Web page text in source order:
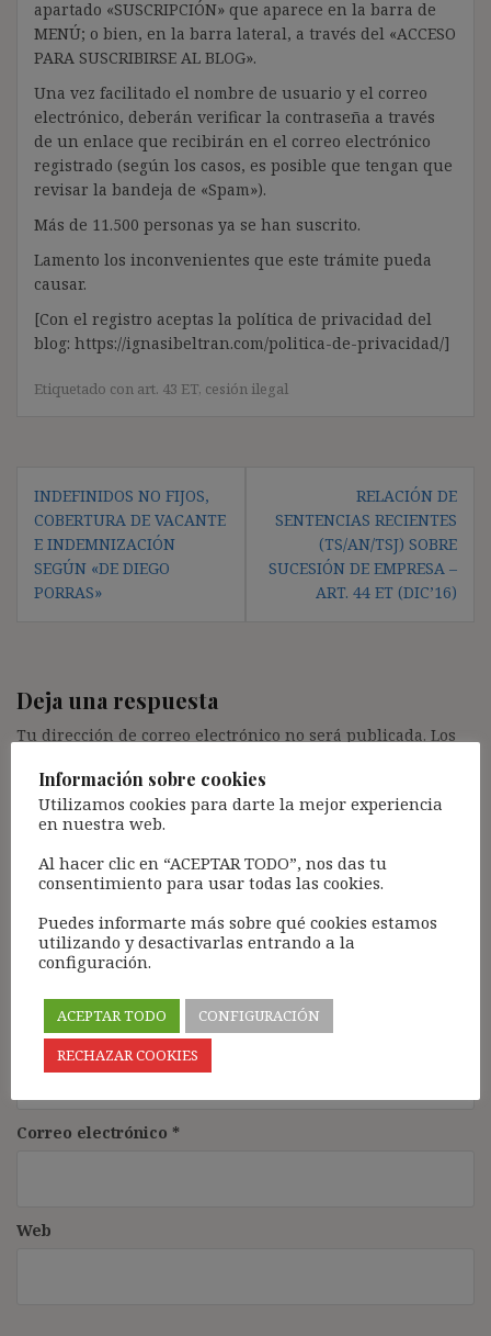
apartado «SUSCRIPCIÓN» que aparece en la barra de
MENÚ; o bien, en la barra lateral, a través del «ACCESO
PARA SUSCRIBIRSE AL BLOG».
Una vez facilitado el nombre de usuario y el correo
electrónico, deberán verificar la contraseña a través
de un enlace que recibirán en el correo electrónico
registrado (según los casos, es posible que tengan que
revisar la bandeja de «Spam»).
Más de 11.500 personas ya se han suscrito.
Lamento los inconvenientes que este trámite pueda
causar.
[Con el registro aceptas la política de privacidad del
blog: https://ignasibeltran.com/politica-de-privacidad/]
Etiquetado con art. 43 ET, cesión ilegal
de
entradas
INDEFINIDOS NO FIJOS,
COBERTURA DE VACANTE
E INDEMNIZACIÓN
SEGÚN «DE DIEGO
PORRAS»
RELACIÓN DE
SENTENCIAS RECIENTES
(TS/AN/TSJ) SOBRE
SUCESIÓN DE EMPRESA –
ART. 44 ET (DIC’16)
Deja una respuesta
Tu dirección de correo electrónico no será publicada. Los
Comentario
Nombre*
Correo electrónico *
Web
Información sobre cookies
Utilizamos cookies para darte la mejor experiencia
en nuestra web.
Al hacer clic en “ACEPTAR TODO”, nos das tu
consentimiento para usar todas las cookies.
Puedes informarte más sobre qué cookies estamos
utilizando y desactivarlas entrando a la
configuración.
ACEPTAR TODO
CONFIGURACIÓN
RECHAZAR COOKIES